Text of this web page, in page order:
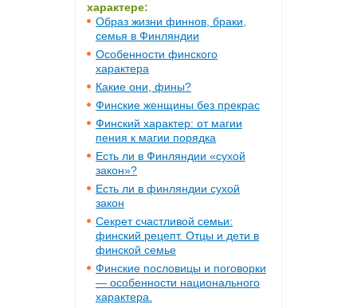
характере:
Образ жизни финнов, браки,
семья в Финляндии
Особенности финского
характера
Какие они, фины?
Финские женщины без прекрас
Финский характер: от магии
пения к магии порядка
Есть ли в Финляндии «сухой
закон»?
Есть ли в финляндии сухой
закон
Секрет счастливой семьи:
финский рецепт. Отцы и дети в
финской семье
Финские пословицы и поговорки
— особенности национального
характера.